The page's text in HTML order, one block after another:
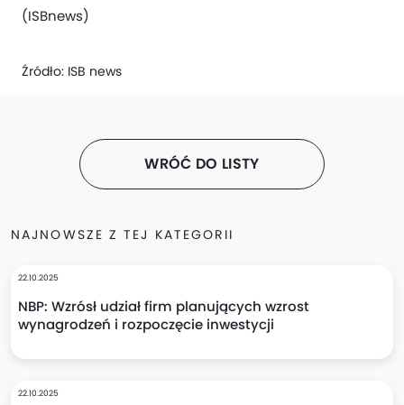
(ISBnews)
Źródło: ISB news
WRÓĆ DO LISTY
NAJNOWSZE Z TEJ KATEGORII
22.10.2025
NBP: Wzrósł udział firm planujących wzrost
wynagrodzeń i rozpoczęcie inwestycji
22.10.2025